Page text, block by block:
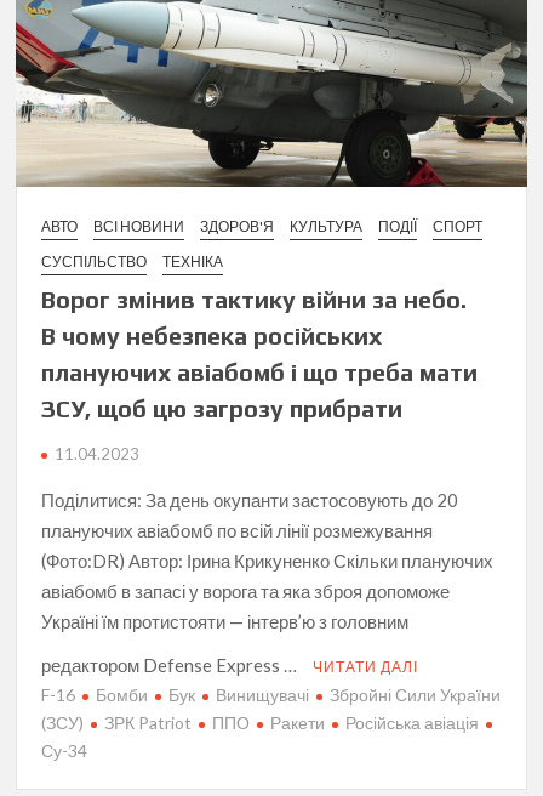
АВТО ВСІ НОВИНИ ЗДОРОВ'Я КУЛЬТУРА ПОДІЇ
СПОРТ
СУСПІЛЬСТВО
ТЕХНІКА
Ворог змінив тактику війни за небо.
В чому небезпека російських
плануючих авіабомб і що треба мати
ЗСУ, щоб цю загрозу прибрати
11.04.2023
Поділитися: За день окупанти застосовують до 20
плануючих авіабомб по всій лінії розмежування
(Фото:DR) Автор: Ірина Крикуненко Скільки плануючих
авіабомб в запасі у ворога та яка зброя допоможе
Україні їм протистояти — інтерв’ю з головним
редактором Defense Express …
ЧИТАТИ ДАЛІ
F-16 Бомби Бук Винищувачі
Збройні Сили України
(ЗСУ)
ЗРК Patriot ППО Ракети
Російська авіація
Су-34